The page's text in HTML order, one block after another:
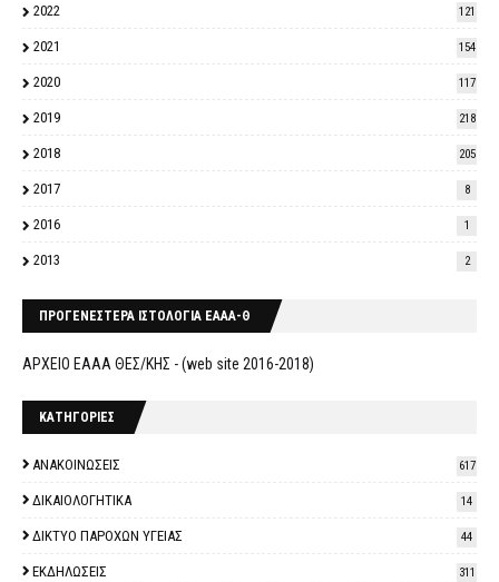
2022 121
2021 154
2020 117
2019 218
2018 205
2017 8
2016 1
2013 2
ΠΡΟΓΕΝΕΣΤΕΡΑ ΙΣΤΟΛΟΓΙΑ ΕΑΑΑ-Θ
ΑΡΧΕΙΟ ΕΑΑΑ ΘΕΣ/ΚΗΣ - (web site 2016-2018)
ΚΑΤΗΓΟΡΙΕΣ
ΑΝΑΚΟΙΝΩΣΕΙΣ 617
ΔΙΚΑΙΟΛΟΓΗΤΙΚΑ 14
ΔΙΚΤΥΟ ΠΑΡΟΧΩΝ ΥΓΕΙΑΣ 44
ΕΚΔΗΛΩΣΕΙΣ 311